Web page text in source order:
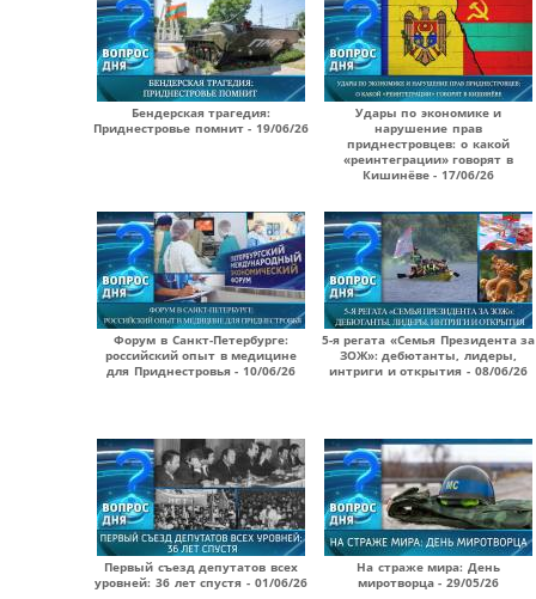
Бендерская трагедия:
Приднестровье помнит - 19/06/26
Удары по экономике и
нарушение прав
приднестровцев: о какой
«реинтеграции» говорят в
Кишинёве - 17/06/26
Форум в Санкт-Петербурге:
российский опыт в медицине
для Приднестровья - 10/06/26
5-я регата «Семья Президента за
ЗОЖ»: дебютанты, лидеры,
интриги и открытия - 08/06/26
Первый съезд депутатов всех
уровней: 36 лет спустя - 01/06/26
На страже мира: День
миротворца - 29/05/26